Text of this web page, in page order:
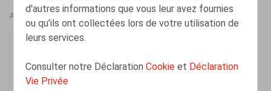
d'autres informations que vous leur avez fournies
ou qu'ils ont collectées lors de votre utilisation de
leurs services.
Consulter notre DéclarationCookie et Déclaration
Vie Privée
AUTEURS